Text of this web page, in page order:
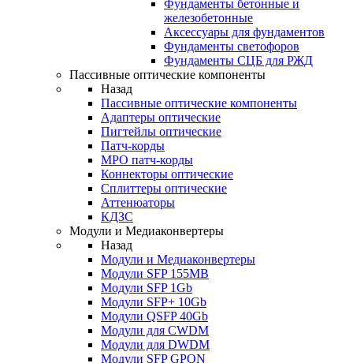
Фундаменты бетонные и
железобетонные
Аксессуары для фундаментов
Фундаменты светофоров
Фундаменты СЦБ для РЖД
Пассивные оптические компоненты
Назад
Пассивные оптические компоненты
Адаптеры оптические
Пигтейлы оптические
Патч-корды
MPO патч-корды
Коннекторы оптические
Сплиттеры оптические
Аттенюаторы
КДЗС
Модули и Медиаконвертеры
Назад
Модули и Медиаконвертеры
Модули SFP 155MB
Модули SFP 1Gb
Модули SFP+ 10Gb
Модули QSFP 40Gb
Модули для CWDM
Модули для DWDM
Модули SFP GPON